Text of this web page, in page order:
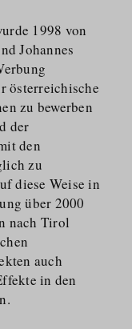
1998 von
Johannes
österreichische
zu bewerben
der
den
zu
diese Weise in
über 2000
nach Tirol
auch
in den